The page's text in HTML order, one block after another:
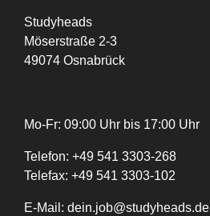
Studyheads
Möserstraße 2-3
49074 Osnabrück
Mo-Fr: 09:00 Uhr bis 17:00 Uhr
Telefon: +49 541 3303-268
Telefax: +49 541 3303-102
E-Mail: dein.job@studyheads.de